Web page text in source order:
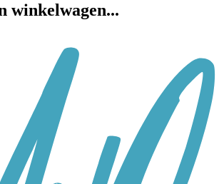
winkelwagen...